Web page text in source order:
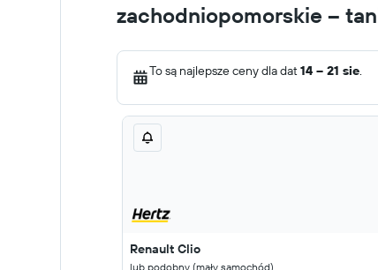
zachodniopomorskie –
To są najlepsze ceny dla dat14 – 21 sie.
Renault Clio
lub podobny (mały samochód)